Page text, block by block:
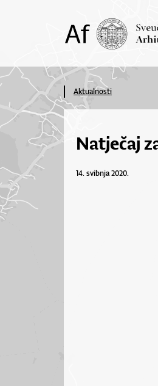
Aktualnosti
Natječaj
14. svibnja 2020.